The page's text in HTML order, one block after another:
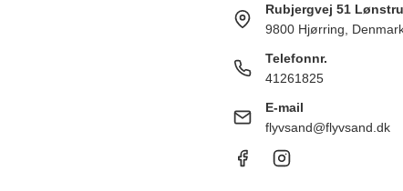
Rubjergvej 51
9800 Hjørring,
Telefonnr.
41261825
E-mail
flyvsand@flyvsand.dk